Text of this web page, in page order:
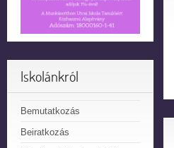
Iskolánkról
Bemutatkozás
Beiratkozás